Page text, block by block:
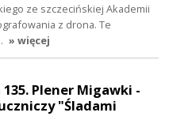
ze szczecińskiej Akademii
z drona. Te
» więcej
Plener Migawki -
"Śladami